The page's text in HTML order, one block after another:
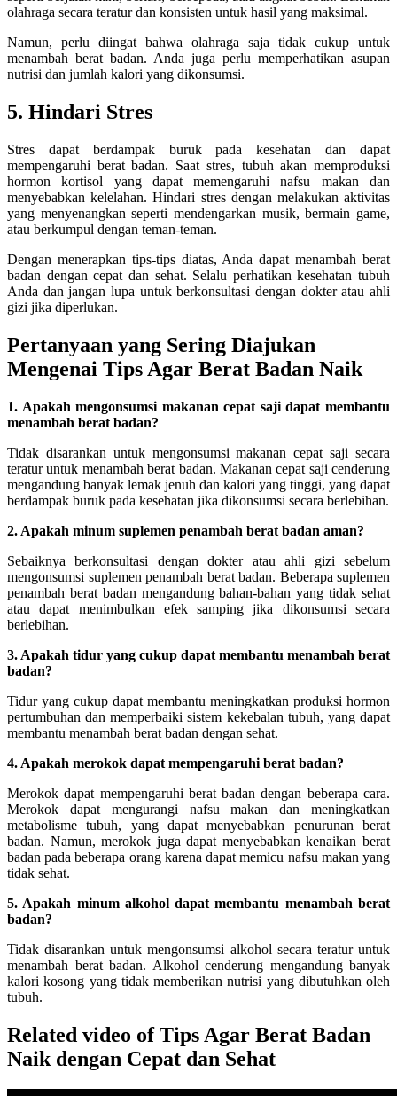
olahraga secara teratur dan konsisten untuk hasil yang maksimal.
Namun, perlu diingat bahwa olahraga saja tidak cukup untuk
menambah berat badan. Anda juga perlu memperhatikan asupan
nutrisi dan jumlah kalori yang dikonsumsi.
5. Hindari Stres
Stres dapat berdampak buruk pada kesehatan dan dapat
mempengaruhi berat badan. Saat stres, tubuh akan memproduksi
hormon kortisol yang dapat memengaruhi nafsu makan dan
menyebabkan kelelahan. Hindari stres dengan melakukan aktivitas
yang menyenangkan seperti mendengarkan musik, bermain game,
atau berkumpul dengan teman-teman.
Dengan menerapkan tips-tips diatas, Anda dapat menambah berat
badan dengan cepat dan sehat. Selalu perhatikan kesehatan tubuh
Anda dan jangan lupa untuk berkonsultasi dengan dokter atau ahli
gizi jika diperlukan.
Pertanyaan yang Sering Diajukan
Mengenai Tips Agar Berat Badan Naik
1. Apakah mengonsumsi makanan cepat saji dapat membantu
menambah berat badan?
Tidak disarankan untuk mengonsumsi makanan cepat saji secara
teratur untuk menambah berat badan. Makanan cepat saji cenderung
mengandung banyak lemak jenuh dan kalori yang tinggi, yang dapat
berdampak buruk pada kesehatan jika dikonsumsi secara berlebihan.
2. Apakah minum suplemen penambah berat badan aman?
Sebaiknya berkonsultasi dengan dokter atau ahli gizi sebelum
mengonsumsi suplemen penambah berat badan. Beberapa suplemen
penambah berat badan mengandung bahan-bahan yang tidak sehat
atau dapat menimbulkan efek samping jika dikonsumsi secara
berlebihan.
3. Apakah tidur yang cukup dapat membantu menambah berat
badan?
Tidur yang cukup dapat membantu meningkatkan produksi hormon
pertumbuhan dan memperbaiki sistem kekebalan tubuh, yang dapat
membantu menambah berat badan dengan sehat.
4. Apakah merokok dapat mempengaruhi berat badan?
Merokok dapat mempengaruhi berat badan dengan beberapa cara.
Merokok dapat mengurangi nafsu makan dan meningkatkan
metabolisme tubuh, yang dapat menyebabkan penurunan berat
badan. Namun, merokok juga dapat menyebabkan kenaikan berat
badan pada beberapa orang karena dapat memicu nafsu makan yang
tidak sehat.
5. Apakah minum alkohol dapat membantu menambah berat
badan?
Tidak disarankan untuk mengonsumsi alkohol secara teratur untuk
menambah berat badan. Alkohol cenderung mengandung banyak
kalori kosong yang tidak memberikan nutrisi yang dibutuhkan oleh
tubuh.
Related video of Tips Agar Berat Badan
Naik dengan Cepat dan Sehat